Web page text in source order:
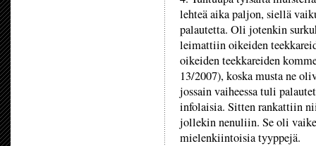
lehteä aika paljon, siellä
palautetta. Oli jotenkin
leimattiin oikeiden
oikeiden teekkareiden
13/2007), koska musta ne
jossain vaiheessa tuli
infolaisia. Sitten rankattiin
jollekin nenuliin. Se oli
mielenkiintoisia tyyppejä.